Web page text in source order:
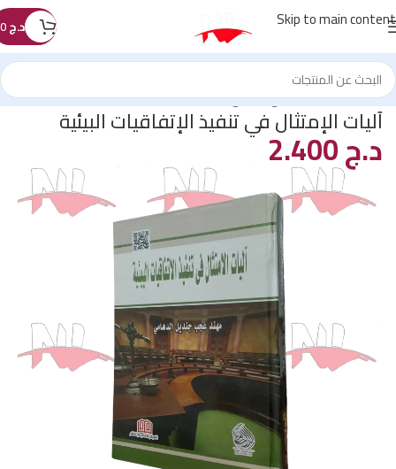
Skip to main content د.ج
الرئيسية/كتب القانون/قانون البيئة
آليات الإمتثال في تنفيذ الإتفاقيات البيئية
د.ج